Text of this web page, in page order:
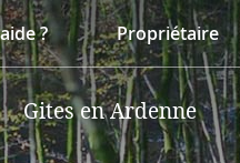
? Propriétaire
Gites en Ardenne